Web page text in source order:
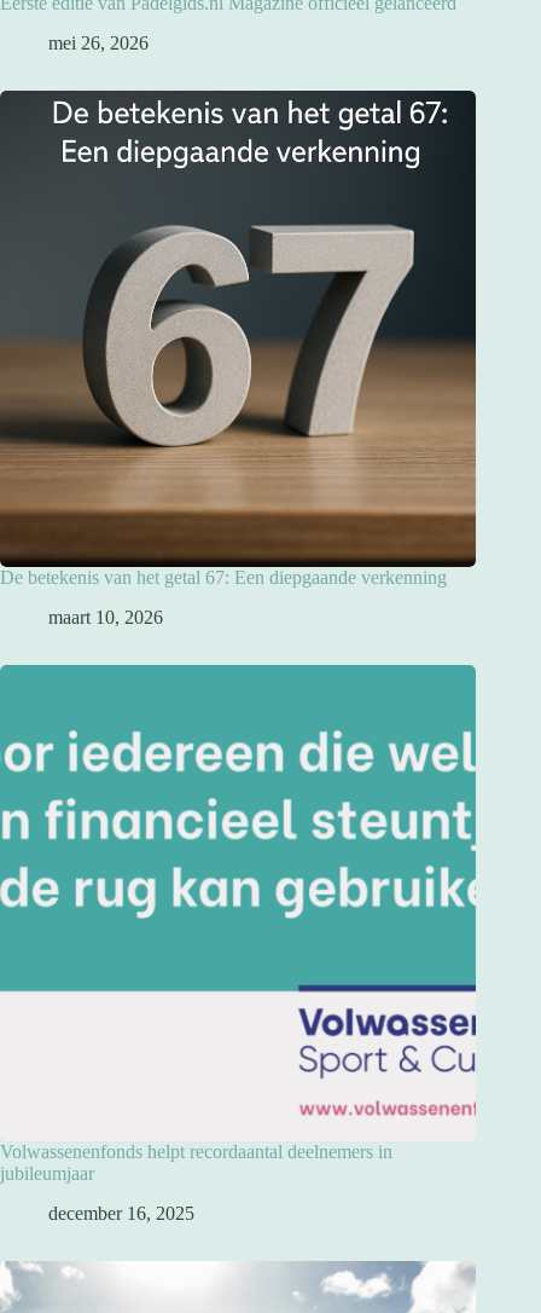
mei 26, 2026
De betekenis van het getal 67: Een diepgaande verkenning
maart 10, 2026
Volwassenenfonds helpt recordaantal deelnemers in
jubileumjaar
december 16, 2025